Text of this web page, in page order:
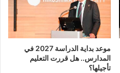
موعد بداية الدراسة 2027 في
المدارس.. هل قررت التعليم
تأجيلها؟